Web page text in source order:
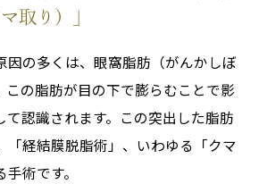
取り）」
因の多くは、眼窩脂肪（がんかしぼ
この脂肪が目の下で膨らむことで影
て認識されます。この突出した脂肪
「経結膜脱脂術」、いわゆる「クマ
術です。